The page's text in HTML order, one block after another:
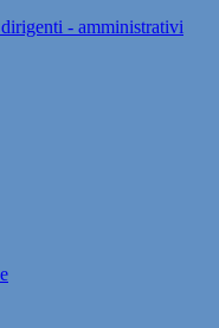
- amministrativi